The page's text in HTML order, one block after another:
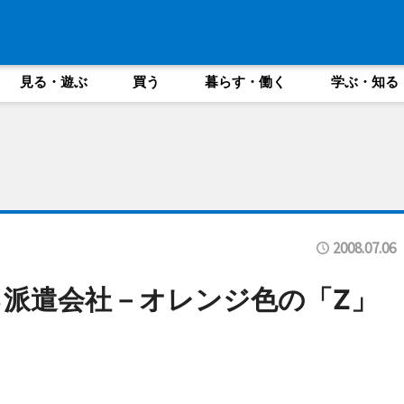
見る・遊ぶ 買う 暮らす・働く 学ぶ・知る
2008.07.06
遣会社－オレンジ色の「Z」